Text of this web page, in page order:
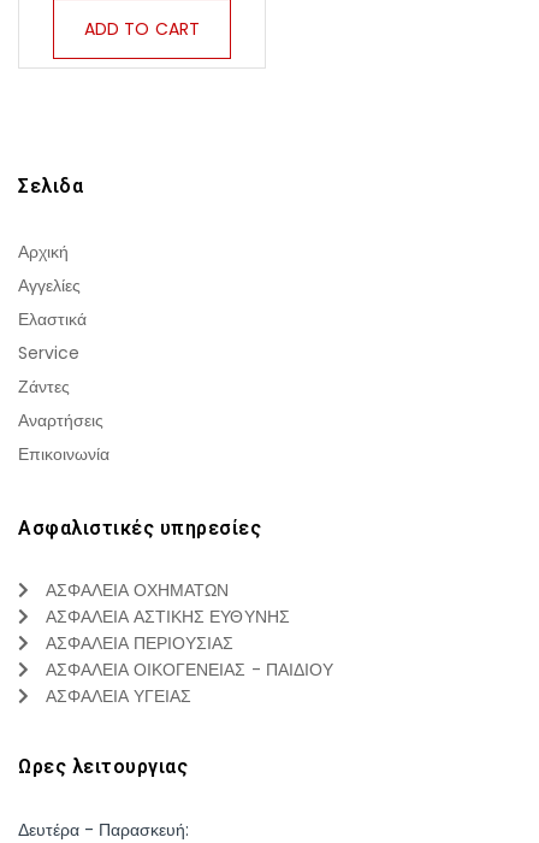
ADD TO CART
Σελιδα
Αρχική
Αγγελίες
Ελαστικά
Service
Ζάντες
Αναρτήσεις
Επικοινωνία
Ασφαλιστικές υπηρεσίες
ΑΣΦΑΛΕΙΑ ΟΧΗΜΑΤΩΝ
ΑΣΦΑΛΕΙΑ ΑΣΤΙΚΗΣ ΕΥΘΥΝΗΣ
ΑΣΦΑΛΕΙΑ ΠΕΡΙΟΥΣΙΑΣ
ΑΣΦΑΛΕΙΑ ΟΙΚΟΓΕΝΕΙΑΣ - ΠΑΙΔΙΟΥ
ΑΣΦΑΛΕΙΑ ΥΓΕΙΑΣ
Ωρες λειτουργιας
Δευτέρα - Παρασκευή: